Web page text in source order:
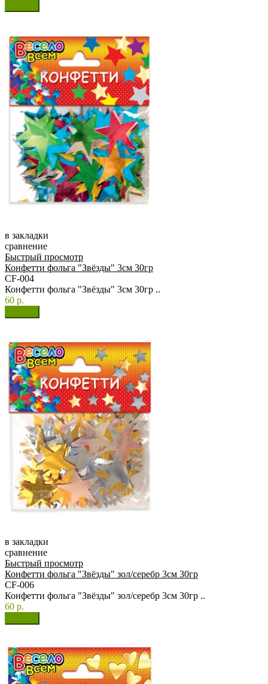
в закладки
сравнение
Быстрый просмотр
Конфетти фольга "Звёзды" 3см 30гр
CF-004
Конфетти фольга "Звёзды" 3см 30гр ..
60 р.
в закладки
сравнение
Быстрый просмотр
Конфетти фольга "Звёзды" зол/серебр 3см 30гр
CF-006
Конфетти фольга "Звёзды" зол/серебр 3см 30гр ..
60 р.